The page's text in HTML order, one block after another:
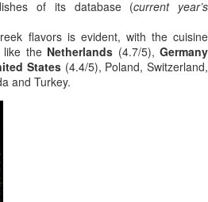
of its database (current year’s
flavors is evident, with the cuisine
like the Netherlands (4.7/5), Germany
States(4.4/5), Poland, Switzerland,
and Turkey.